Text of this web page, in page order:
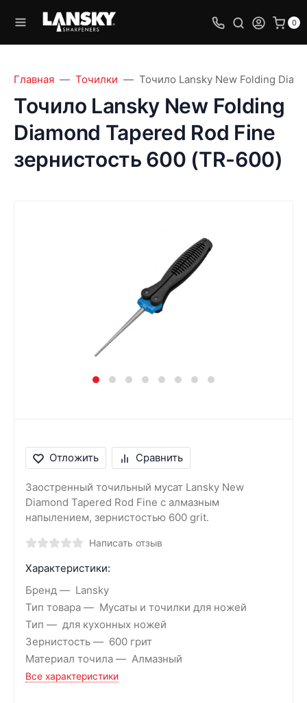
0
Главная Точилки Точило Lansky New Folding
Точило Lansky New Folding
Diamond Tapered Rod Fine
зернистость 600 (TR-600)
Отложить Сравнить
Заостренный точильный мусат Lansky New
Diamond Tapered Rod Fine с алмазным
напылением, зернистостью 600 grit.
Написать отзыв
Характеристики:
Бренд
Lansky
Тип товара
Мусаты и точилки для ножей
Тип
для кухонных ножей
Зернистость
600 грит
Материал точила
Алмазный
Все характеристики